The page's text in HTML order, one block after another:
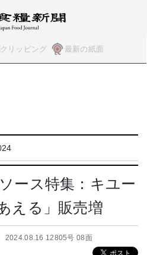
クリッピング 最新の紙面
ース特集：キユー
える」販売増
2024.08.16 12805号 08面